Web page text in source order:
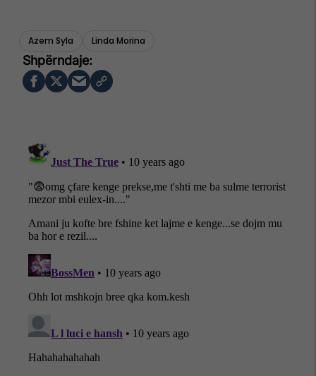
Azem Syla Linda Morina